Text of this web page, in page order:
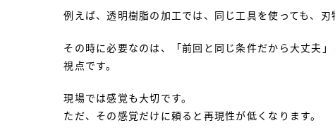
例えば、透明樹脂の加工では、同じ工具を使っても、
その時に必要なのは、「前回と同じ条件だから大丈夫
視点です。
現場では感覚も大切です。
ただ、その感覚だけに頼ると再現性が低くなります。